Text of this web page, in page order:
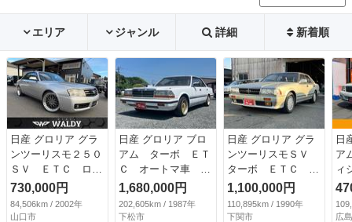
エリア ジャンル 詳細 新着順
日産 グロリア グラ
ンツーリスモ２５０
ＳＶ ＥＴＣ ロー
ダウン ２０インチ
社外アルミホイー
ル パワーシート
730,000円
84,506km / 2002年
山口市
日産 グロリア ブロ
アム ターボ ＥＴ
Ｃ オートマ車 エ
アコン パワーステ
アリング パワーウ
ィンドウ オートク
1,680,000円
202,605km / 1987年
下松市
日産 グロリア グラ
ンツーリスモＳＶ
ターボ ＥＴＣ Ａ
Ｔ 電動格納ミラ
ー ターボ カセッ
ト エアコン パワ
1,100,000円
110,895km / 1990年
下関市
日
ア
ィ
ト
Ｅ
ク
広